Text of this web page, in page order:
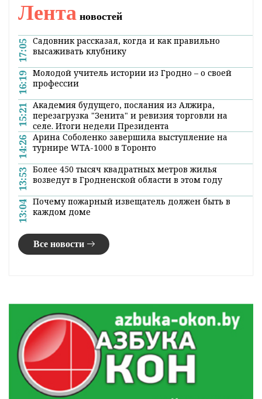
Лента новостей
17:05 Садовник рассказал, когда и как правильно
высаживать клубнику
16:19 Молодой учитель истории из Гродно – о своей
профессии
15:21 Академия будущего, послания из Алжира,
перезагрузка "Зенита" и ревизия торговли на
селе. Итоги недели Президента
14:26 Арина Соболенко завершила выступление на
турнире WTA-1000 в Торонто
13:53 Более 450 тысяч квадратных метров жилья
возведут в Гродненской области в этом году
13:04 Почему пожарный извещатель должен быть в
каждом доме
Все новости